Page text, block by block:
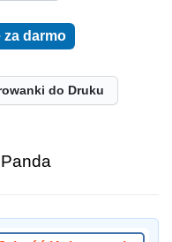
za darmo
do Druku